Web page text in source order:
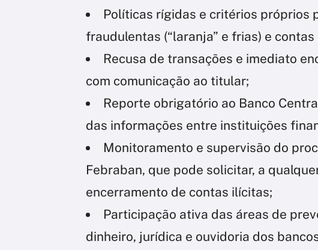
Políticas rígidas e critérios próprios
fraudulentas (“laranja” e frias) e
Recusa de transações e imediato
com comunicação ao titular;
Reporte obrigatório ao Banco
das informações entre instituições
Monitoramento e supervisão do
Febraban, que pode solicitar, a
encerramento de contas ilícitas;
Participação ativa das áreas de
dinheiro, jurídica e ouvidoria dos